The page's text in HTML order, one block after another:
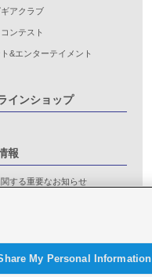
アクラブ
ンテスト
&エンターテイメント
インショップ
報
する重要なお知らせ
My Personal Information